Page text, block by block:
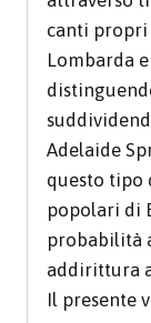
canti
Lombarda
Adelaide
questo tipo
popolari di
probabilità
addirittura
Il presente